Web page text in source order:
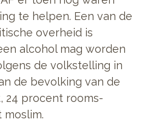
te helpen. Een van de
overheid is
alcohol mag worden
de volkstelling in
de bevolking van de
24 procent rooms-
moslim.